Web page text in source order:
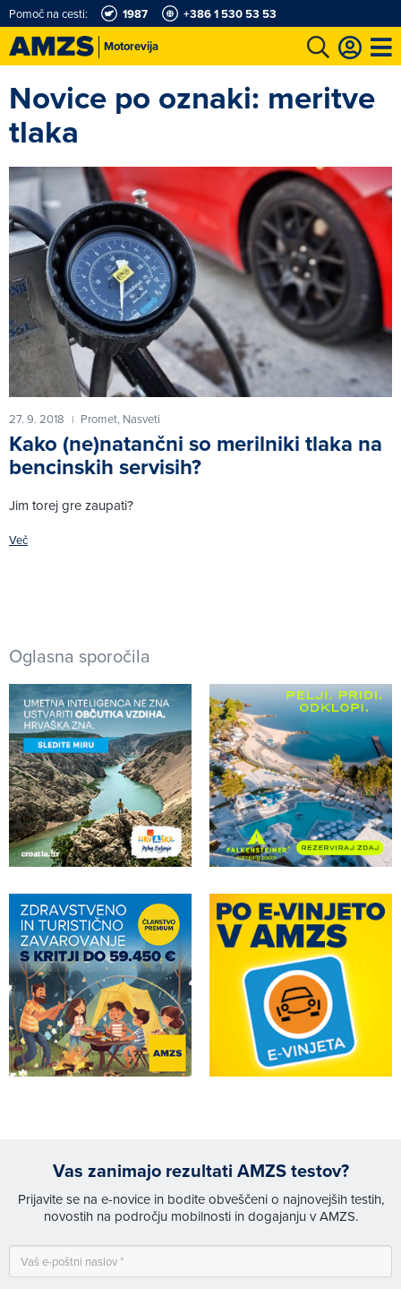
Motorevija
Pomoč na cesti: 1987 +386 1 530 53 53
Karting in motošportni center Najboljši za volanom Moj AMZS
Novice po oznaki: meritve
tlaka
27. 9. 2018 | Promet, Nasveti
Kako (ne)natančni so merilniki tlaka na
bencinskih servisih?
Jim torej gre zaupati?
Več
Oglasna sporočila
Vas zanimajo rezultati AMZS testov?
Prijavite se na e-novice in bodite obveščeni o najnovejših testih,
novostih na področju mobilnosti in dogajanju v AMZS.